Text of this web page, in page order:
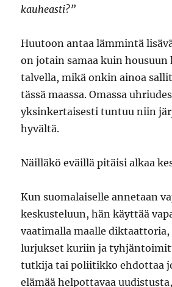
kauheasti?”
Huutoon antaa lämmintä
on jotain samaa kuin housuun
talvella, mikä onkin ainoa
tässä maassa. Omassa
yksinkertaisesti tuntuu niin
hyvältä.
Näilläkö eväillä pitäisi alkaa
Kun suomalaiselle annetaan
keskusteluun, hän käyttää
vaatimalla maalle diktaattoria,
lurjukset kuriin ja
tutkija tai poliitikko ehdottaa
elämää helpottavaa